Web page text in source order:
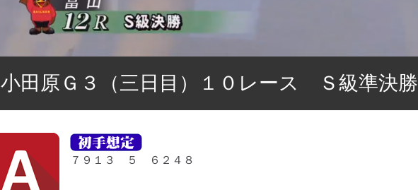
小田原Ｇ３（三日目）１０レース Ｓ級準決勝
７９１３ ５ ６２４８